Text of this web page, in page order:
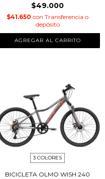
$49.000
$41.650 con Transferencia o
depósito
3 COLORES
BICICLETA OLMO WISH 240